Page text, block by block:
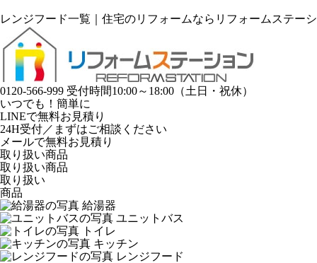
レンジフード一覧｜ 住宅のリフォームならリフォームステー
0120-566-999 受付時間10:00～18:00（土日・祝休）
いつでも！簡単に
LINEで無料お見積り
24H受付／まずはご相談ください
メールで無料お見積り
取り扱い商品
取り扱い商品
取り扱い
商品
給湯器
ユニットバス
トイレ
キッチン
レンジフード